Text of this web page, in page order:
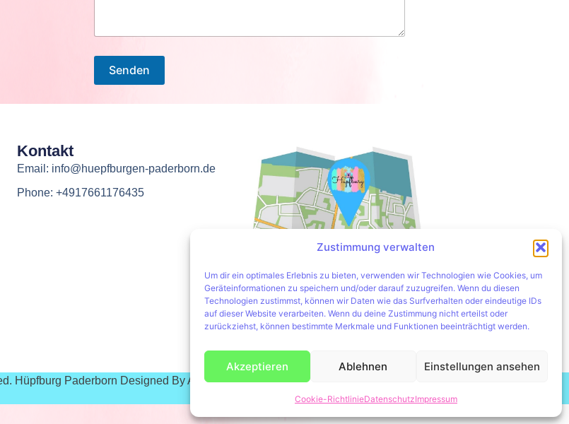
Zustimmung verwalten
Um dir ein optimales Erlebnis zu bieten, verwenden wir Technologien wie Cookies, um
Geräteinformationen zu speichern und/oder darauf zuzugreifen. Wenn du diesen
Technologien zustimmst, können wir Daten wie das Surfverhalten oder eindeutige IDs
auf dieser Website verarbeiten. Wenn du deine Zustimmung nicht erteilst oder
zurückziehst, können bestimmte Merkmale und Funktionen beeinträchtigt werden.
Akzeptieren Ablehnen Einstellungen ansehen
Cookie-RichtlinieDatenschutzImpressum
Kontakt
Email: info@huepfburgen-paderborn.de
Phone: +4917661176435
Hier zum Routenplaner
Hüpfburg Paderborn Designed By Agentur Pusteblume